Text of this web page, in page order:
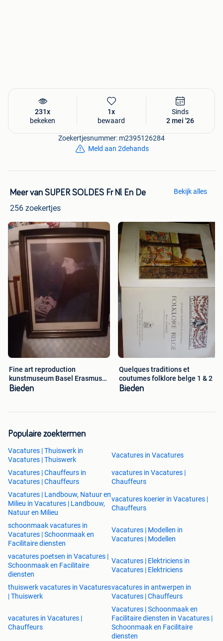
231x
bekeken
1x
bewaard
Sinds
2 mei '26
Zoekertjesnummer: m2395126284
Meld aan 2dehands
Meer van SUPER SOLDES Fr Nl En De
256 zoekertjes
Bekijk alles
Fine art reproduction
kunstmuseum Basel Erasmus
Holbein
Bieden
Quelques traditions et
coutumes folklore belge 1 & 2
Bieden
Populaire zoektermen
Vacatures | Thuiswerk in
Vacatures | Thuiswerk
Vacatures in Vacatures
Vacatures | Chauffeurs in
Vacatures | Chauffeurs
vacatures in Vacatures |
Chauffeurs
Vacatures | Landbouw, Natuur en
Milieu in Vacatures | Landbouw,
Natuur en Milieu
vacatures koerier in Vacatures |
Chauffeurs
schoonmaak vacatures in
Vacatures | Schoonmaak en
Facilitaire diensten
Vacatures | Modellen in
Vacatures | Modellen
vacatures poetsen in Vacatures |
Schoonmaak en Facilitaire
diensten
Vacatures | Elektriciens in
Vacatures | Elektriciens
thuiswerk vacatures in Vacatures
| Thuiswerk
vacatures in antwerpen in
Vacatures | Chauffeurs
vacatures in Vacatures |
Chauffeurs
Vacatures | Schoonmaak en
Facilitaire diensten in Vacatures |
Schoonmaak en Facilitaire
diensten